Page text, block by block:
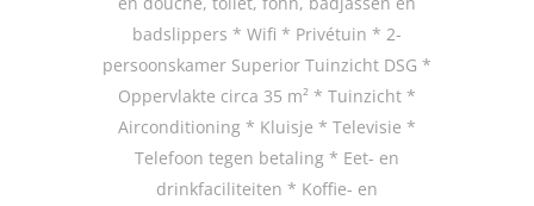
badslippers * Wifi * Privétuin * 2-
persoonskamer Superior Tuinzicht DSG *
Oppervlakte circa 35 m² * Tuinzicht *
Airconditioning * Kluisje * Televisie *
Telefoon tegen betaling * Eet- en
drinkfaciliteiten * Koffie- en